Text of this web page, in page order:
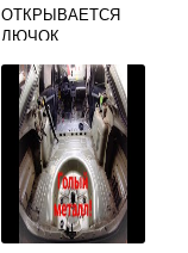
ОТКРЫВАЕТСЯ
ЛЮЧОК
ШКОДА ОКТАВИЯ
А5